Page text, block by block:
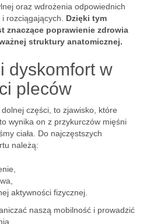
oraz wdrożenia odpowiednich
rozciągających. Dzięki tym
znaczące poprawienie zdrowia
struktury anatomicznej.
dyskomfort w
pleców
dolnej części, to zjawisko, które
wynika on z przykurczów mięśni
ciała. Do najczęstszych
należą:
aktywności fizycznej.
naszą mobilność i prowadzić